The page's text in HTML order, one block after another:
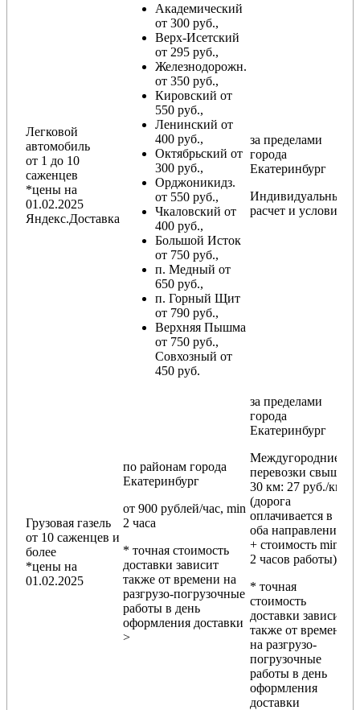
Легковой
автомобиль
от 1 до 10
саженцев
*цены на
01.02.2025
Яндекс.Доставка
Академический
от 300 руб.,
Верх-Исетский
от 295 руб.,
Железнодорожн.
от 350 руб.,
Кировский от
550 руб.,
Ленинский от
400 руб.,
Октябрьский от
300 руб.,
Орджоникидз.
от 550 руб.,
Чкаловский от
400 руб.,
Большой Исток
от 750 руб.,
п. Медный от
650 руб.,
п. Горный Щит
от 790 руб.,
Верхняя Пышма
от 750 руб.,
Совхозный от
450 руб.
за пределами
города
Екатеринбург
Индивидуальный
расчет и условия
Грузовая газель
от 10 саженцев и
более
*цены на
01.02.2025
по районам города
Екатеринбург
от 900 рублей/час, min
2 часа
* точная стоимость
доставки зависит
также от времени на
разгрузо-погрузочные
работы в день
оформления доставки
>
за пределами
города
Екатеринбург
Междугородние
перевозки свыше
30 км: 27 руб./км
(дорога
оплачивается в
оба направления
+ стоимость min
2 часов работы)
* точная
стоимость
доставки зависит
также от времени
на разгрузо-
погрузочные
работы в день
оформления
доставки